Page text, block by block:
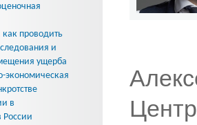
проводить
и
ущерба
экономическая
в
России